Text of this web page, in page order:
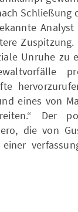
Schließung
Unruhe zu
eines von
Der
die von